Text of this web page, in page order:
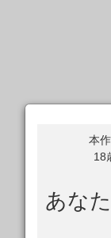
本
18
あな